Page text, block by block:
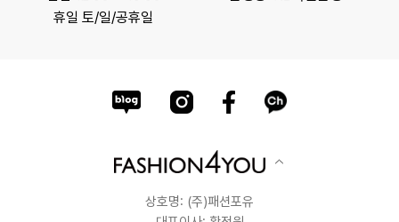
휴일 토/일/공휴일
상호명: (주)패션포유